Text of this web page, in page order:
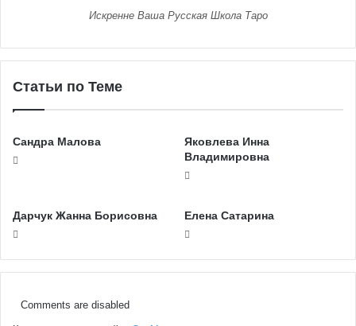
Искренне Ваша Русская Школа Таро
Статьи по Теме
Сандра Малова
Яковлева Инна
Владимировна
Дарчук Жанна Борисовна Елена Сатарина
Comments are disabled